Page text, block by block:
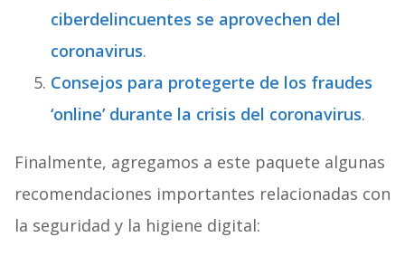
ciberdelincuentes se aprovechen del
coronavirus.
Consejos para protegerte de los fraudes
‘online’ durante la crisis del coronavirus.
Finalmente, agregamos a este paquete algunas
recomendaciones importantes relacionadas con
la seguridad y la higiene digital: